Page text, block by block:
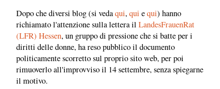
Dopo che diversi blog (si vedaqui,qui equi) hanno
richiamato l'attenzione sulla lettera il LandesFrauenRat
(LFR) Hessen, un gruppo di pressione che si batte per i
diritti delle donne, ha reso pubblico il documento
politicamente scorretto sul proprio sito web, per poi
rimuoverlo all'improvviso il 14 settembre, senza spiegarne
il motivo.